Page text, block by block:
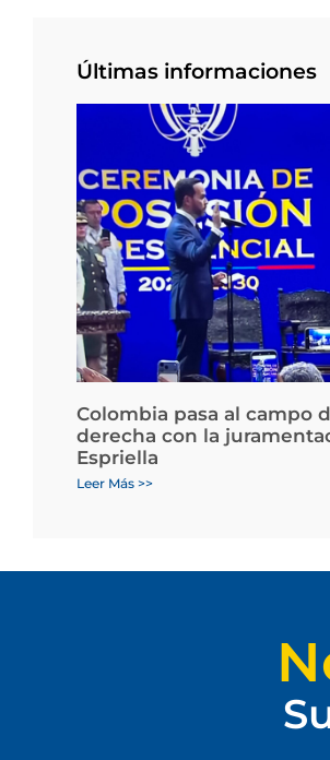
Últimas informaciones
Colombia pasa al campo
derecha con la
Espriella
Leer Más >>